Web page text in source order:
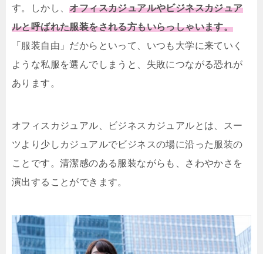
す。しかし、オフィスカジュアルやビジネスカジュア
ルと呼ばれた服装をされる方もいらっしゃいます。
「服装自由」だからといって、いつも大学に来ていく
ような私服を選んでしまうと、失敗につながる恐れが
あります。
オフィスカジュアル、ビジネスカジュアルとは、スー
ツより少しカジュアルでビジネスの場に沿った服装の
ことです。清潔感のある服装ながらも、さわやかさを
演出することができます。